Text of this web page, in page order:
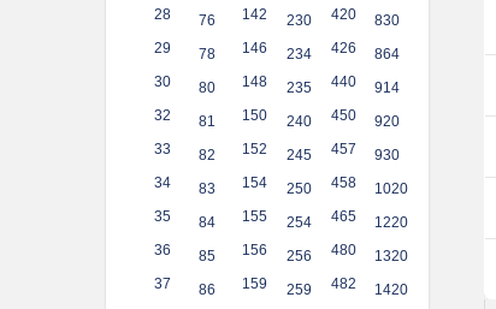
28
29
30
32
33
34
35
36
37
76
78
80
81
82
83
84
85
86
142
146
148
150
152
154
155
156
159
230
234
235
240
245
250
254
256
259
420
426
440
450
457
458
465
480
482
830
864
914
920
930
1020
1220
1320
1420